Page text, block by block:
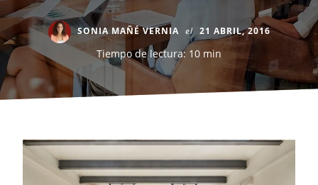
SONIA MAÑÉ VERNIA el 21 ABRIL, 2016
Tiempo de lectura: 10 min